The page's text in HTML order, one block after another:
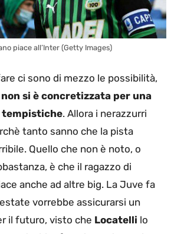
piace all’Inter (Getty Images)
ci sono di mezzo le possibilità,
si è concretizzata per una
tempistiche. Allora i nerazzurri
tanto sanno che la pista
Quello che non è noto, o
è che il ragazzo di
anche ad altre big. La Juve fa
vorrebbe assicurarsi un
il futuro, visto che Locatelli lo